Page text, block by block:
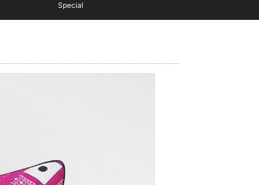
Special